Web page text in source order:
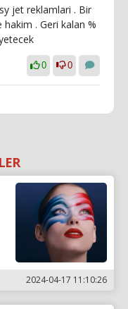
jet reklamlari . Bir
hakim . Geri kalan %
0 0
2024-04-17 11:10:26